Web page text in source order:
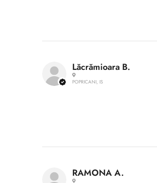
Lăcrămioara B.
POPRICANI, IS
RAMONA A.